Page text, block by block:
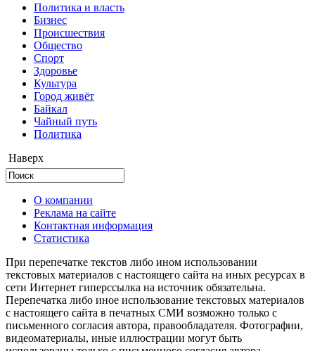
Политика и власть
Бизнес
Происшествия
Общество
Cпорт
Здоровье
Культура
Город живёт
Байкал
Чайный путь
Политика
Наверх
О компании
Реклама на сайте
Контактная информация
Статистика
При перепечатке текстов либо ином использовании
текстовых материалов с настоящего сайта на иных ресурсах в
сети Интернет гиперссылка на источник обязательна.
Перепечатка либо иное использование текстовых материалов
с настоящего сайта в печатных СМИ возможно только с
письменного согласия автора, правообладателя. Фотографии,
видеоматериалы, иные иллюстрации могут быть